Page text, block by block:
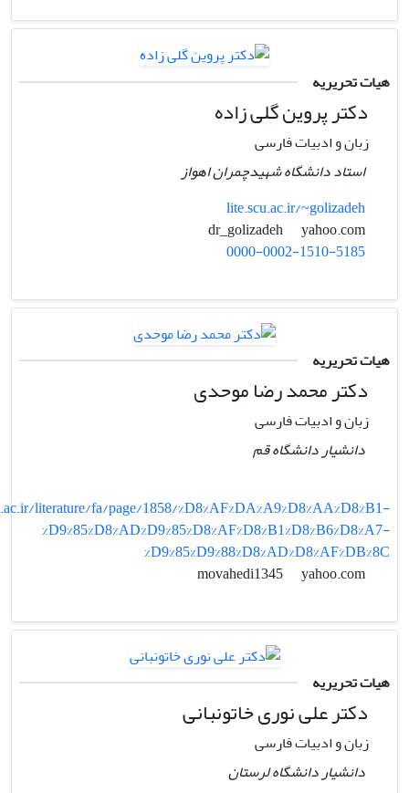
هیات تحریریه
دکتر پروین گلی زاده
زبان و ادبیات فارسی
استاد دانشگاه شهیدچمران اهواز
lite.scu.ac.ir/~golizadeh
yahoo.com
0000-0002-1510-5185
هیات تحریریه
دکتر محمد رضا موحدی
زبان و ادبیات فارسی
دانشیار دانشگاه قم
literature/fa/page/1858/%D8%AF%DA%A9%D8%AA%D8%B1-
%D9%85%D8%AD%D9%85%D8%AF%D8%B1%D8%B6%D8%A7-
%D9%85%D9%88%D8%AD%D8%AF%DB%8C
yahoo.com
هیات تحریریه
دکتر علی نوری خاتونبانی
زبان و ادبیات فارسی
دانشیار دانشگاه لرستان